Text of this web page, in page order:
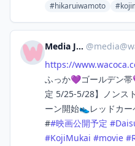
#hikaruiwamoto
Media Japan @
https://www.
ふっか💜ゴールデン
定 5/25-5/28】ノンス
ーン開始👟レッドカ
##映画公開予定 #
#KojiMukai #movie #